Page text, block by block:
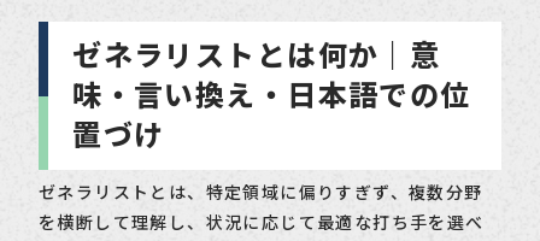
ゼネラリストとは何か｜意
味・言い換え・日本語での位
置づけ
ゼネラリストとは、特定領域に偏りすぎず、複数分野
を横断して理解し、状況に応じて最適な打ち手を選べ